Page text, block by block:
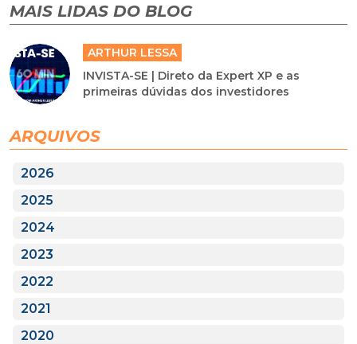
MAIS LIDAS DO BLOG
ARTHUR LESSA
INVISTA-SE | Direto da Expert XP e as
primeiras dúvidas dos investidores
ARQUIVOS
2026
2025
2024
2023
2022
2021
2020